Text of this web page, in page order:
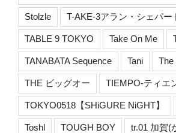
Stolzle T-AKE-3アラン・シェパー
TABLE 9 TOKYO Take On Me
TANABATA Sequence Tani The
THE ビッグオー TIEMPO-ティエ
TOKYO0518【SHiGURE NiGHT】
Toshl TOUGH BOY tr.01 加賀(